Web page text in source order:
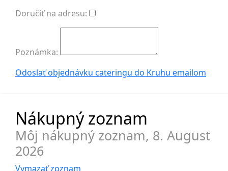
Doručiť na adresu:
Poznámka:
Odoslať objednávku cateringu do Kruhu emailom
Nákupný zoznam
Môj nákupný zoznam, 8. August
2026
Vymazať zoznam